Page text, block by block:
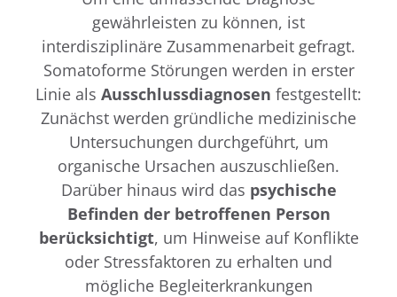
gewährleisten zu können, ist
interdisziplinäre Zusammenarbeit gefragt.
Somatoforme Störungen werden in erster
Linie als Ausschlussdiagnosen festgestellt:
Zunächst werden gründliche medizinische
Untersuchungen durchgeführt, um
organische Ursachen auszuschließen.
Darüber hinaus wird das psychische
Befinden der betroffenen Person
berücksichtigt, um Hinweise auf Konflikte
oder Stressfaktoren zu erhalten und
mögliche Begleiterkrankungen